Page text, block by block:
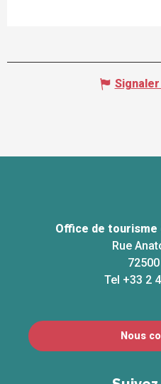
Office de tourisme
Rue
72500
Tel +33 2
Nous